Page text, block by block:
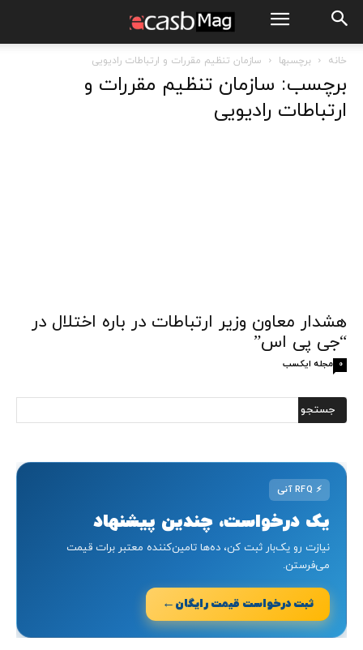
خانه برچسبها سازمان تنظیم مقررات و ارتباطات رادیویی
برچسب: سازمان تنظیم مقررات و
ارتباطات رادیویی
هشدار معاون وزیر ارتباطات در باره اختلال در
“جی پی اس”
مجله ایکسب 0
⚡
یک درخواست، چندین پیشنهاد
نیازت رو یک‌بار ثبت کن، ده‌ها تامین‌کننده معتبر برات قیمت
می‌فرستن.
ثبت درخواست قیمت رایگان ←